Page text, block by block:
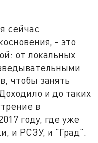
сейчас
- это
от локальных
чтобы занять
и до таких
в
году, где уже
и РСЗУ, и "Град".